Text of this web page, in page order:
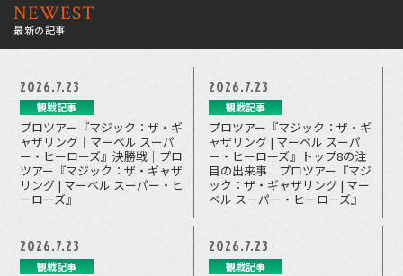
NEWEST
最新の記事
2026.7.23
観戦記事
プロツアー『マジック：ザ・ギ
ャザリング｜マーベル スーパ
ー・ヒーローズ』決勝戦｜プロ
ツアー『マジック：ザ・ギャザ
リング | マーベル スーパー・ヒ
ーローズ』
2026.7.23
観戦記事
プロツアー『マジック：ザ・ギ
ャザリング | マーベル スーパ
ー・ヒーローズ』トップ8の注
目の出来事｜プロツアー『マジ
ック：ザ・ギャザリング | マー
ベル スーパー・ヒーローズ』
2026.7.23
観戦記事
2026.7.23
観戦記事